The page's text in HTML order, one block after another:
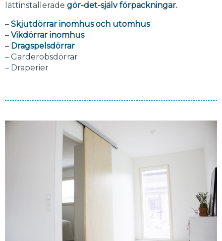
lättinstallerade gör-det-själv förpackningar.
– Skjutdörrar inomhus och utomhus
– Vikdörrar inomhus
– Dragspelsdörrar
– Garderobsdörrar
– Draperier